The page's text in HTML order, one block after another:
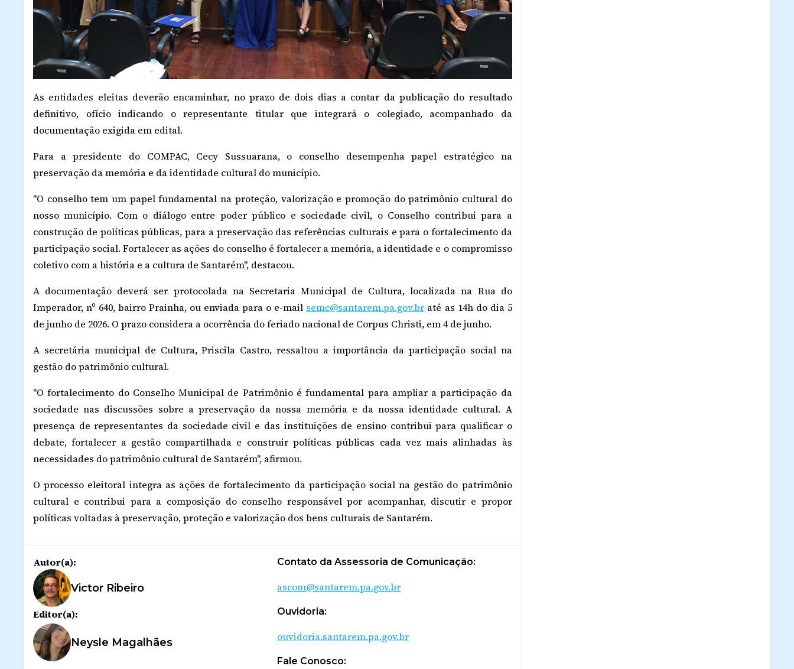
As entidades eleitas deverão encaminhar, no prazo de dois dias a contar da publicação do resultado
definitivo, ofício indicando o representante titular que integrará o colegiado, acompanhado da
documentação exigida em edital.
Para a presidente do COMPAC, Cecy Sussuarana, o conselho desempenha papel estratégico na
preservação da memória e da identidade cultural do município.
"O conselho tem um papel fundamental na proteção, valorização e promoção do patrimônio cultural do
nosso município. Com o diálogo entre poder público e sociedade civil, o Conselho contribui para a
construção de políticas públicas, para a preservação das referências culturais e para o fortalecimento da
participação social. Fortalecer as ações do conselho é fortalecer a memória, a identidade e o compromisso
coletivo com a história e a cultura de Santarém", destacou.
A documentação deverá ser protocolada na Secretaria Municipal de Cultura, localizada na Rua do
Imperador, nº 640, bairro Prainha, ou enviada para o e-mail semc@santarem.pa.gov.br até as 14h do dia 5
de junho de 2026. O prazo considera a ocorrência do feriado nacional de Corpus Christi, em 4 de junho.
A secretária municipal de Cultura, Priscila Castro, ressaltou a importância da participação social na
gestão do patrimônio cultural.
"O fortalecimento do Conselho Municipal de Patrimônio é fundamental para ampliar a participação da
sociedade nas discussões sobre a preservação da nossa memória e da nossa identidade cultural. A
presença de representantes da sociedade civil e das instituições de ensino contribui para qualificar o
debate, fortalecer a gestão compartilhada e construir políticas públicas cada vez mais alinhadas às
necessidades do patrimônio cultural de Santarém", afirmou.
O processo eleitoral integra as ações de fortalecimento da participação social na gestão do patrimônio
cultural e contribui para a composição do conselho responsável por acompanhar, discutir e propor
políticas voltadas à preservação, proteção e valorização dos bens culturais de Santarém.
Autor(a):
Victor Ribeiro
Editor(a):
Neysle Magalhães
Contato da Assessoria de Comunicação:
ascom@santarem.pa.gov.br
Ouvidoria:
ouvidoria.santarem.pa.gov.br
Fale Conosco: